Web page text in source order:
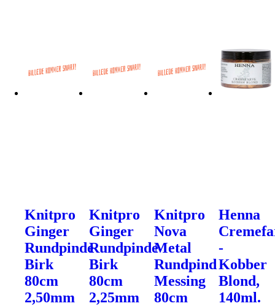
Knitpro
Ginger
Rundpinde
Birk
80cm
2,50mm
Knitpro
Ginger
Rundpinde
Birk
80cm
2,25mm
Knitpro
Nova
Metal
Rundpind
Messing
80cm
Henna
-
Kobber
Blond,
140ml.